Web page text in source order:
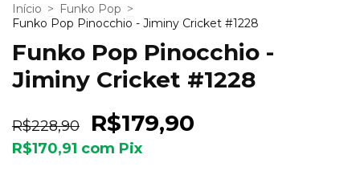
Início > Funko Pop >
Funko Pop Pinocchio - Jiminy Cricket #1228
Funko Pop Pinocchio -
Jiminy Cricket #1228
R$228,90 R$179,90
R$170,91 com Pix